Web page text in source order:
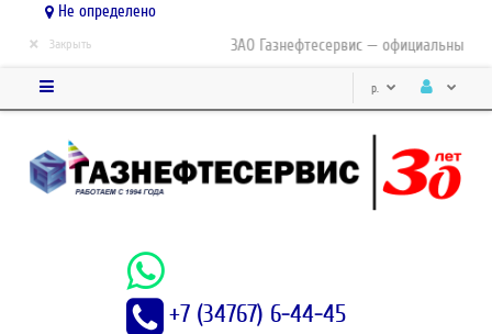
Не определено
ЗАО Газнефтесервис — официальный
× Закрыть
р.
+7 (34767) 6-44-45